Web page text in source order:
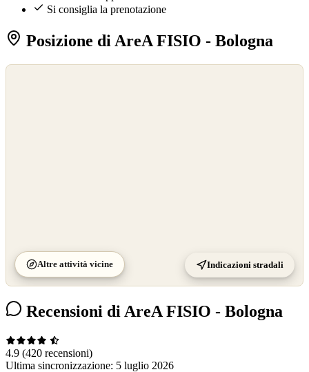
Si consiglia la prenotazione
Posizione di AreA FISIO - Bologna
Altre attività vicine Indicazioni stradali
Recensioni di AreA FISIO - Bologna
4.9 (420 recensioni)
Ultima sincronizzazione: 5 luglio 2026